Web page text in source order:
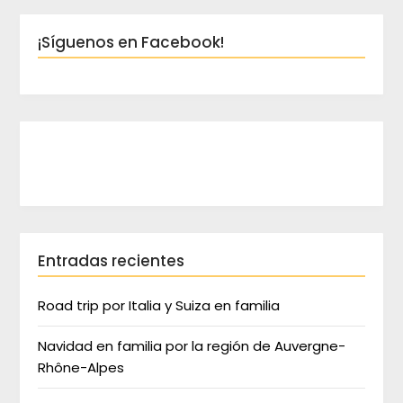
¡Síguenos en Facebook!
Entradas recientes
Road trip por Italia y Suiza en familia
Navidad en familia por la región de Auvergne-
Rhône-Alpes